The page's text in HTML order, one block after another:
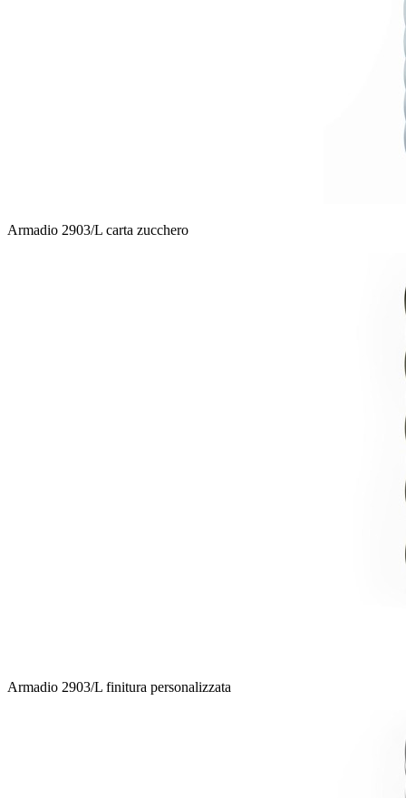
Armadio 2903/L carta zucchero
Armadio 2903/L finitura personalizzata